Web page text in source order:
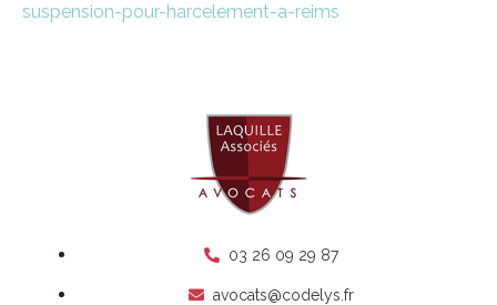
suspension-pour-harcelement-a-reims
03 26 09 29 87
avocats@codelys.fr